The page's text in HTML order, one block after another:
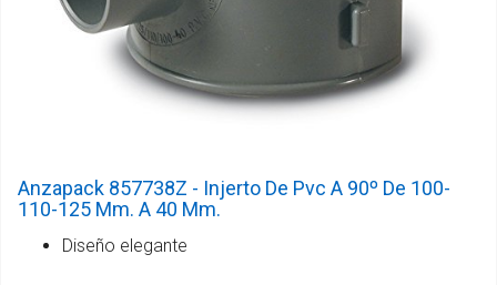
Anzapack 857738Z - Injerto De Pvc A 90º De 100-
110-125 Mm. A 40 Mm.
Diseño elegante